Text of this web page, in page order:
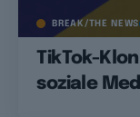
BREAK/THE NEWS
TikTok-
soziale